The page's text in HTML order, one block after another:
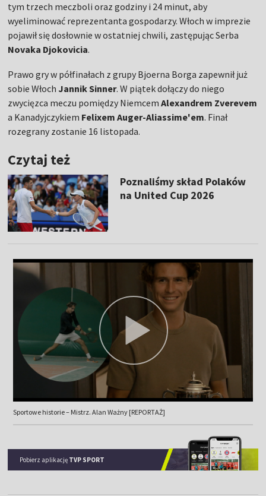
tym trzech meczboli oraz godziny i 24 minut, aby
wyeliminować reprezentanta gospodarzy. Włoch w imprezie
pojawił się dosłownie w ostatniej chwili, zastępując Serba
Novaka Djokovicia.
Prawo gry w półfinałach z grupy Bjoerna Borga zapewnił już
sobie Włoch Jannik Sinner. W piątek dołączy do niego
zwycięzca meczu pomiędzy NiemcemAlexandrem Zverevem
a Kanadyjczykiem Felixem Auger-Aliassime'em. Finał
rozegrany zostanie 16 listopada.
Czytaj też
Poznaliśmy skład Polaków
na United Cup 2026
Sportowe historie – Mistrz. Alan Ważny [REPORTAŻ]
Pobierz aplikację TVP SPORT